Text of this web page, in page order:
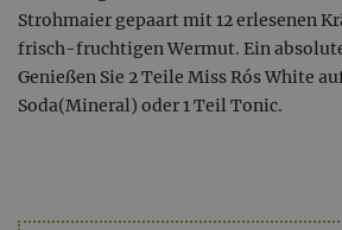
Strohmaier gepaart mit 12 erlesenen
frisch-fruchtigen Wermut. Ein
Genießen Sie 2 Teile Miss Rós White
Soda(Mineral) oder 1 Teil Tonic.